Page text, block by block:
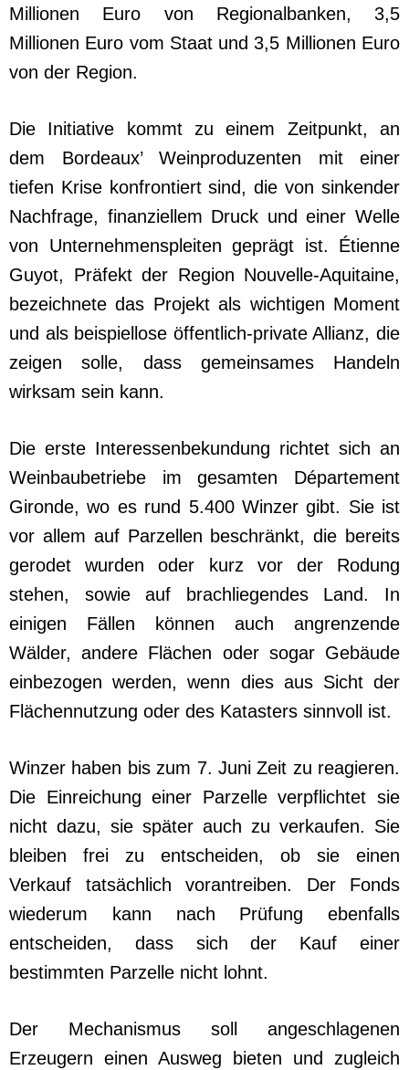
Millionen Euro von Regionalbanken, 3,5
Millionen Euro vom Staat und 3,5 Millionen Euro
von der Region.
Die Initiative kommt zu einem Zeitpunkt, an
dem Bordeaux’ Weinproduzenten mit einer
tiefen Krise konfrontiert sind, die von sinkender
Nachfrage, finanziellem Druck und einer Welle
von Unternehmenspleiten geprägt ist. Étienne
Guyot, Präfekt der Region Nouvelle-Aquitaine,
bezeichnete das Projekt als wichtigen Moment
und als beispiellose öffentlich-private Allianz, die
zeigen solle, dass gemeinsames Handeln
wirksam sein kann.
Die erste Interessenbekundung richtet sich an
Weinbaubetriebe im gesamten Département
Gironde, wo es rund 5.400 Winzer gibt. Sie ist
vor allem auf Parzellen beschränkt, die bereits
gerodet wurden oder kurz vor der Rodung
stehen, sowie auf brachliegendes Land. In
einigen Fällen können auch angrenzende
Wälder, andere Flächen oder sogar Gebäude
einbezogen werden, wenn dies aus Sicht der
Flächennutzung oder des Katasters sinnvoll ist.
Winzer haben bis zum 7. Juni Zeit zu reagieren.
Die Einreichung einer Parzelle verpflichtet sie
nicht dazu, sie später auch zu verkaufen. Sie
bleiben frei zu entscheiden, ob sie einen
Verkauf tatsächlich vorantreiben. Der Fonds
wiederum kann nach Prüfung ebenfalls
entscheiden, dass sich der Kauf einer
bestimmten Parzelle nicht lohnt.
Der Mechanismus soll angeschlagenen
Erzeugern einen Ausweg bieten und zugleich